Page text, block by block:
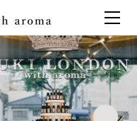
講習会
間
座
員制】
イン
・メリット
込みフォーム